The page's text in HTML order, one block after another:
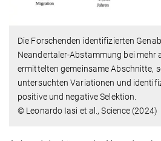
Die Forschenden identifizierten
Neandertaler-Abstammung bei mehr
ermittelten gemeinsame Abschnitte,
untersuchten Variationen und
positive und negative Selektion.
© Leonardo Iasi et al., Science (2024)